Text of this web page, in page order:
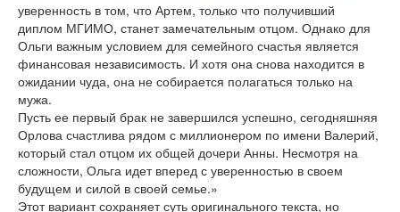
уверенность в том, что Артем, только что получивший
диплом МГИМО, станет замечательным отцом. Однако для
Ольги важным условием для семейного счастья является
финансовая независимость. И хотя она снова находится в
ожидании чуда, она не собирается полагаться только на
мужа.
Пусть ее первый брак не завершился успешно, сегодняшняя
Орлова счастлива рядом с миллионером по имени Валерий,
который стал отцом их общей дочери Анны. Несмотря на
сложности, Ольга идет вперед с уверенностью в своем
будущем и силой в своей семье.»
Этот вариант сохраняет суть оригинального текста, но